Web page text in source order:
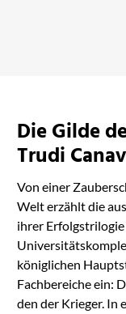
Die Gilde
Trudi
Von einer
Welt erzählt die
ihrer Erfolgstrilogie
königlichen
Fachbereiche ein:
den der Krieger. In